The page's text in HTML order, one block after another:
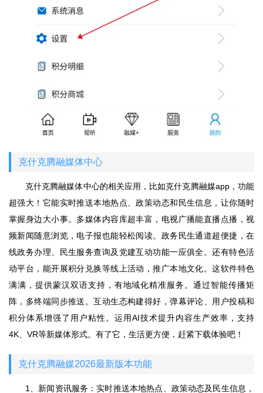
克什克腾融媒体中心
克什克腾融媒体中心的相关应用，比如克什克腾融媒app，功能
超强大！它能实时推送本地热点、政策动态和民生信息，让你随时
掌握身边大小事。多媒体内容库超丰富，电视广播能直播点播，视
频新闻随意浏览，电子报也能轻松阅读。政务民生通道超便捷，在
线政务办理、民生服务查询及党建互动功能一应俱全。还有特色活
动平台，能开展积分兑换等线上活动，推广本地文化。这软件特色
满满，提供蒙汉双语支持，有地域化精准服务。通过智能传播矩
阵，多终端同步推送。互动生态构建得好，弹幕评论、用户投稿和
积分体系增强了用户粘性。运用AI技术提升内容生产效率，支持
4K、VR等新媒体形式。有了它，生活更方便，赶紧下载体验吧！
克什克腾融媒2026最新版本功能
1、新闻资讯服务：实时推送本地热点、政策动态及民生信息，